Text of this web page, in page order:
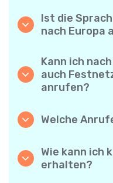
nur für die
versteckten
Ist die
nach Europa
Anrufe, sodass
Sie mit
sprechen –
der Welt ist.
Kann ich
auch
anrufen?
Handys – Sie
Welche
kostenlos,
verwenden und
sind. Wählen
Wie kann ich
erhalten?